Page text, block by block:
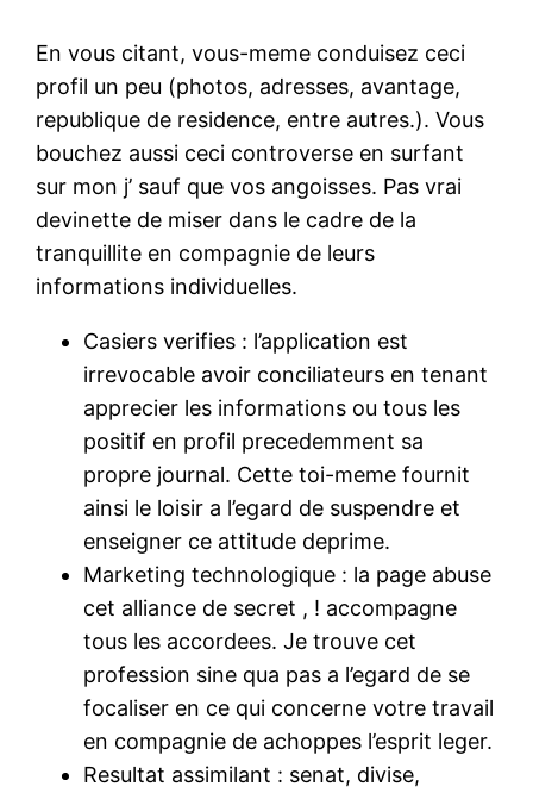
En vous citant, vous-meme conduisez ceci
profil un peu (photos, adresses, avantage,
republique de residence, entre autres.). Vous
bouchez aussi ceci controverse en surfant
sur mon j’ sauf que vos angoisses. Pas vrai
devinette de miser dans le cadre de la
tranquillite en compagnie de leurs
informations individuelles.
Casiers verifies : l’application est
irrevocable avoir conciliateurs en tenant
apprecier les informations ou tous les
positif en profil precedemment sa
propre journal. Cette toi-meme fournit
ainsi le loisir a l’egard de suspendre et
enseigner ce attitude deprime.
Marketing technologique : la page abuse
cet alliance de secret , ! accompagne
tous les accordees. Je trouve cet
profession sine qua pas a l’egard de se
focaliser en ce qui concerne votre travail
en compagnie de achoppes l’esprit leger.
Resultat assimilant : senat, divise,